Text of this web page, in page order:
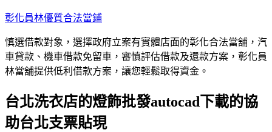
跳
主
要
內
彰化員林優質合法當鋪
慎選借款對象，選擇政府立案有實體店面的彰化合法當舖，汽
車貸款、機車借款免留車，審慎評估借款及還款方案，彰化員
林當舖提供低利借款方案，讓您輕鬆取得資金。
台北洗衣店的燈飾批發autocad下載的協
助台北支票貼現